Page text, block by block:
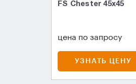
FS Chester 45x45
цена по запросу
УЗНАТЬ ЦЕНУ